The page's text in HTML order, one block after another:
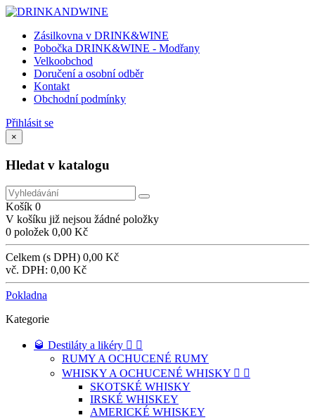
Zásilkovna v DRINK&WINE
Pobočka DRINK&WINE - Modřany
Velkoobchod
Doručení a osobní odběr
Kontakt
Obchodní podmínky
Přihlásit se
×
Hledat v katalogu
Košík 0
V košíku již nejsou žádné položky
0 položek 0,00 Kč
Celkem (s DPH) 0,00 Kč
vč. DPH: 0,00 Kč
Pokladna
Kategorie
🥃 Destiláty a likéry  
RUMY A OCHUCENÉ RUMY
WHISKY A OCHUCENÉ WHISKY  
SKOTSKÉ WHISKY
IRSKÉ WHISKEY
AMERICKÉ WHISKEY